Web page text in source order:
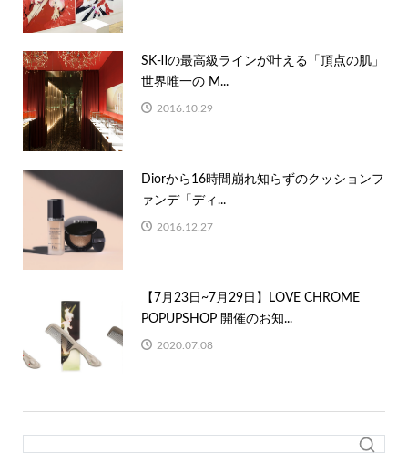
SK-Ⅱの最高級ラインが叶える「頂点の肌」
世界唯一の M...
2016.10.29
Diorから16時間崩れ知らずのクッションフ
ァンデ「ディ...
2016.12.27
【7月23日~7月29日】LOVE CHROME
POPUPSHOP 開催のお知...
2020.07.08